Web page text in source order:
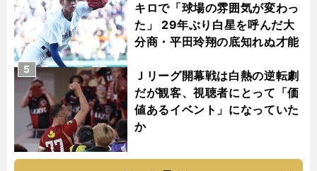
キロで「球場の雰囲気が変わっ
た」 29年ぶり白星を呼んだ大
分商・平田玲翔の底知れぬ才能
Ｊリーグ開幕戦は白熱の逆転劇
だが観客、視聴者にとって「価
値あるイベント」になっていた
か
5